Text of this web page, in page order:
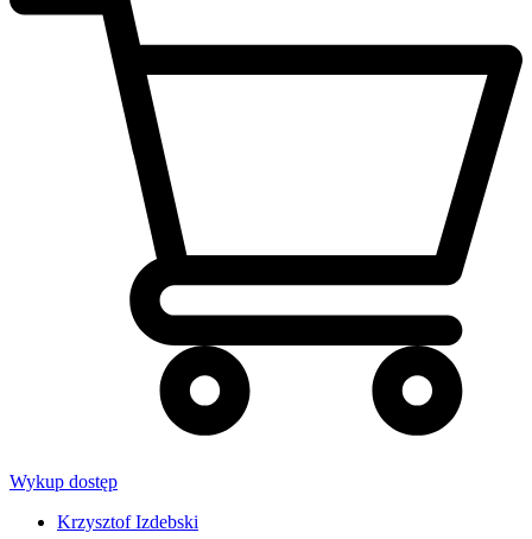
Wykup dostęp
Krzysztof Izdebski